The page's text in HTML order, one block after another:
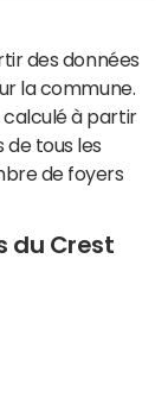
des données
la commune.
calculé à partir
tous les
de foyers
du Crest